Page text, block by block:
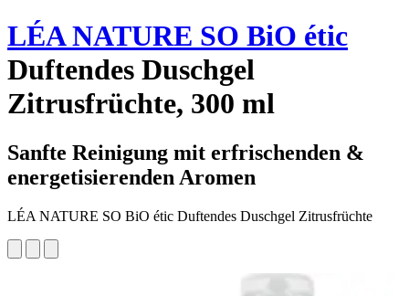
LÉA NATURE SO BiO étic
Duftendes Duschgel
Zitrusfrüchte, 300 ml
Sanfte Reinigung mit erfrischenden &
energetisierenden Aromen
LÉA NATURE SO BiO étic Duftendes Duschgel Zitrusfrüchte